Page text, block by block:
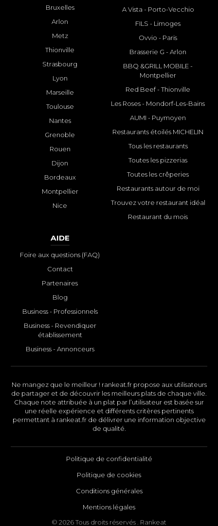
Bruxelles
Arlon
Metz
Thionville
Strasbourg
Lyon
Marseille
Toulouse
Nantes
Grenoble
Rouen
Dijon
Bordeaux
Montpellier
Nice
A Vista - Porto-Vecchio
FILS - Limoges
Ovvio - Paris
Brasserie G - Arlon
BBQ &GRILL MOBILE -
Montpellier
Red Beef - Thionville
Les Roses - Mondorf-Les-Bains
AUMI - Puymoyen
Restaurants étoilés MICHELIN
Tous les restaurants
Toutes les pizzerias
Toutes les crêperies
Restaurants autour de moi
Trouvez votre restaurant idéal
Restaurant du mois
AIDE
Foire aux questions (FAQ)
Contact
Partenaires
Blog
Business - Professionnels
Business - Revendiquer
établissement
Business - Annonceurs
Ne mangez que le meilleur ! rankeat.fr propose aux utilisateurs
de partager et de découvrir les meilleurs plats de chaque ville.
Chaque note attribuée à un plat par l’utilisateur est basée sur
une réelle expérience et différents critères pertinents
permettant à rankeat.fr de délivrer une information objective
de qualité.
Politique de confidentialité
Politique de cookies
Conditions générales
Mentions légales
© 2026 Tous droits réservés . Rankeat